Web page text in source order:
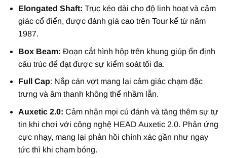
Elongated Shaft: Trục kéo dài cho độ linh hoạt và cảm
giác cổ điển, được đánh giá cao trên Tour kể từ năm
1987.
Box Beam: Đoạn cắt hình hộp trên khung giúp ổn định
cấu trúc để đạt được sự kiểm soát tối đa.
Full Cap: Nắp cán vợt mang lại cảm giác chạm đặc
trưng và âm thanh không thể nhầm lẫn.
Auxetic 2.0: Cảm nhận mọi cú đánh và tăng thêm sự tự
tin khi chơi với công nghệ HEAD Auxetic 2.0. Phản ứng
cực nhạy, mang lại phản hồi chính xác gần như ngay
tức thì khi chạm bóng.